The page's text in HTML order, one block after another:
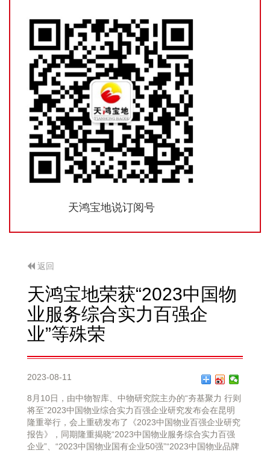
天鸿宝地说订阅号
返回
天鸿宝地荣获“2023中国物
业服务综合实力百强企
业”等殊荣
2023-08-11
8月10日，由中物智库、中物研究院主办的“夯基聚力 行则
将至”2023中国物业综合实力百强企业研究发布会在昆明
隆重举行，会上重磅发布了《2023中国物业百强企业研究
报告》，同期隆重揭晓“2023中国物业服务综合实力百强
企业”、“2023中国物业国有企业50强”“2023中国物业品牌